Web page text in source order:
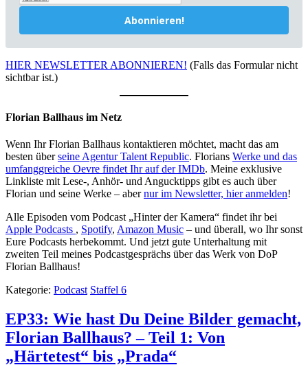
Abonnieren!
HIER NEWSLETTER ABONNIEREN! (Falls das Formular nicht
sichtbar ist.)
Florian Ballhaus im Netz
Wenn Ihr Florian Ballhaus kontaktieren möchtet, macht das am
besten überseine Agentur Talent Republic. Florians Werke und das
umfanggreiche Oevre findet Ihr auf der IMDb. Meine exklusive
Linkliste mit Lese-, Anhör- und Angucktipps gibt es auch über
Florian und seine Werke – abernur im Newsletter, hier anmelden!
Alle Episoden vom Podcast „Hinter der Kamera“ findet ihr bei
Apple Podcasts , Spotify, Amazon Music – und überall, wo Ihr sonst
Eure Podcasts herbekommt. Und jetzt gute Unterhaltung mit
zweiten Teil meines Podcastgesprächs über das Werk von DoP
Florian Ballhaus!
Kategorie: Podcast Staffel 6
EP33: Wie hast Du Deine Bilder gemacht,
Florian Ballhaus? – Teil 1: Von
„Härtetest“ bis „Prada“